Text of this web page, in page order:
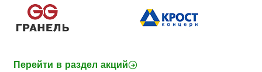
Перейти в раздел акций